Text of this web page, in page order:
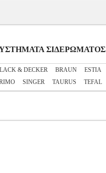
ΣΥΣΤΗΜΑΤΑ ΣΙΔΕΡΩΜΑΤΟΣ
& DECKER BRAUN ESTIA
SINGER TAURUS TEFAL